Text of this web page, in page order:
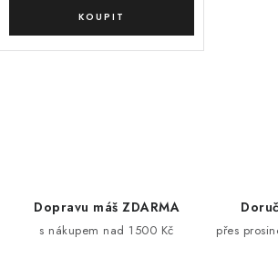
Dopravu máš ZDARMA
s nákupem nad 1500 Kč přes